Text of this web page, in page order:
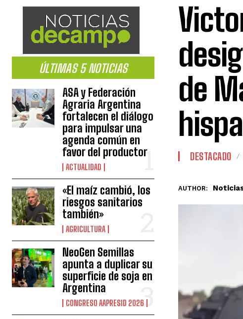
ÚLTIMAS 5 NOTICIAS
ASA y Federación
Agraria Argentina
fortalecen el diálogo
para impulsar una
agenda común en
favor del productor
ACTUALIDAD
«El maíz cambió, los
riesgos sanitarios
también»
AGRICULTURA
NeoGen Semillas
apunta a duplicar su
superficie de soja en
Argentina
CONGRESO AAPRESID 2026
de
DESTACADO
AUTHOR: